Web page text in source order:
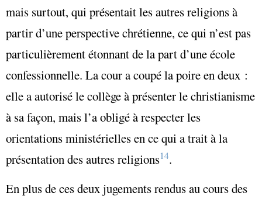
mais surtout, qui présentait les autres religions à
partir d’une perspective chrétienne, ce qui n’est pas
particulièrement étonnant de la part d’une école
confessionnelle. La cour a coupé la poire en deux :
elle a autorisé le collège à présenter le christianisme
à sa façon, mais l’a obligé à respecter les
orientations ministérielles en ce qui a trait à la
présentation des autres religions14.
En plus de ces deux jugements rendus au cours des